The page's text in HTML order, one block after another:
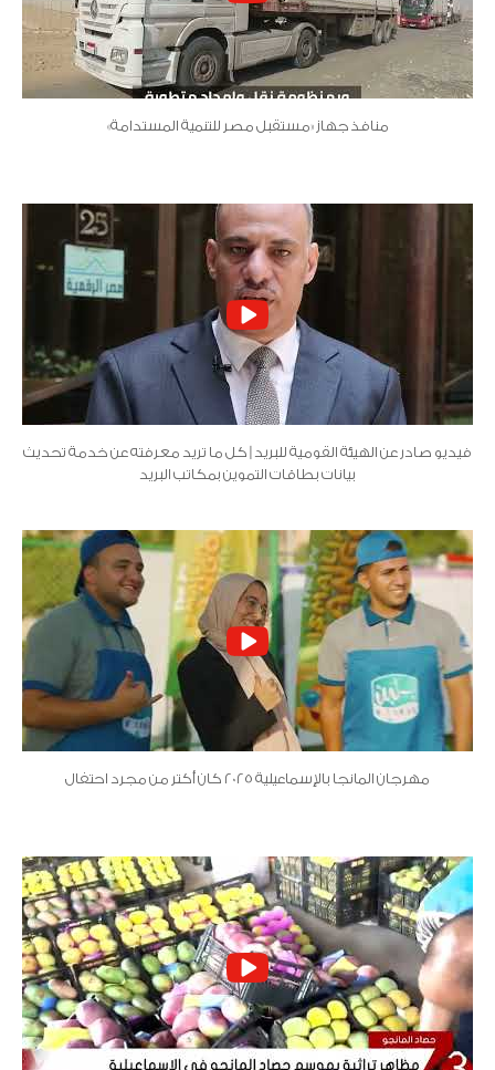
منافذ جهاز «مستقبل مصر للتنمية المستدامة»
فيديو صادر عن الهيئة القومية للبريد | كل ما تريد معرفته عن خدمة تحديث
بيانات بطاقات التموين بمكاتب البريد
مهرجان المانجا بالإسماعيلية 2025 كان أكتر من مجرد احتفال